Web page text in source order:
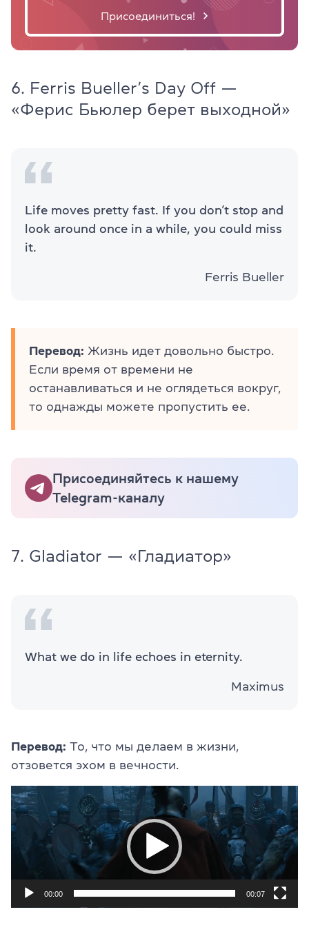
Присоединиться!
6. Ferris Bueller’s Day Off —
«Ферис Бьюлер берет выходной»
Life moves pretty fast. If you don’t stop and
look around once in a while, you could miss
it.
Ferris Bueller
Перевод: Жизнь идет довольно быстро.
Если время от времени не
останавливаться и не оглядеться вокруг,
то однажды можете пропустить ее.
Присоединяйтесь к нашему
Telegram-каналу
7. Gladiator — «Гладиатор»
What we do in life echoes in eternity.
Maximus
Перевод: То, что мы делаем в жизни,
отзовется эхом в вечности.
Видеоплеер
00:00 00:07